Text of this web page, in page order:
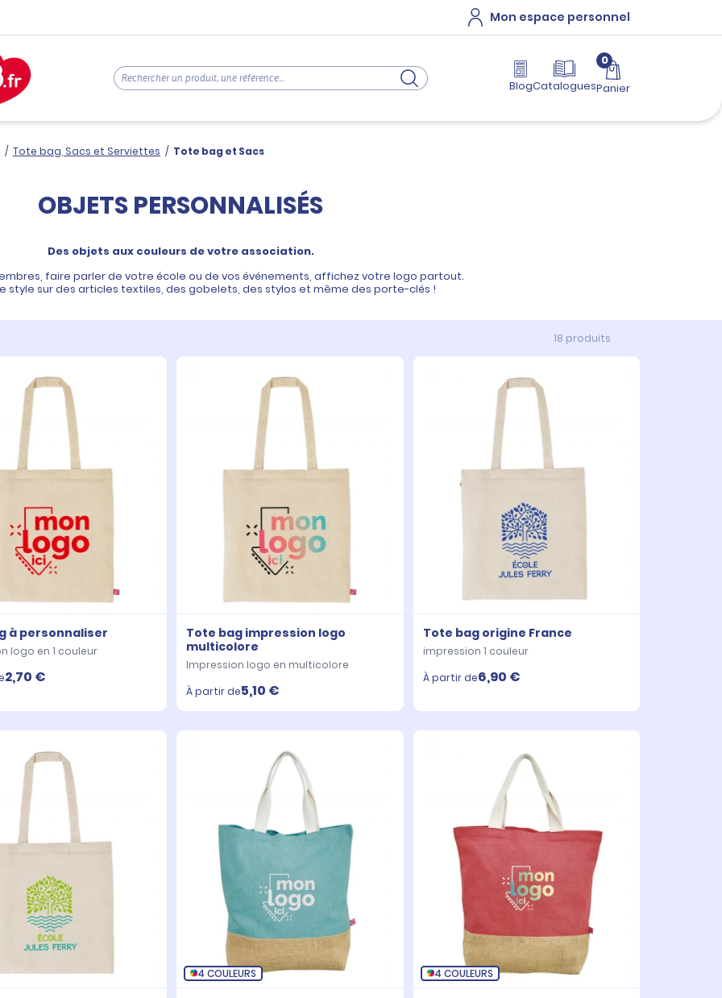
Mon espace personnel
BlogCatalogues
0
Panier
/ Tote bag, Sacs et Serviettes / Tote bag et Sacs
OBJETS PERSONNALISÉS
Des objets aux couleurs de votre association.
faire parler de votre école ou de vos événements, affichez votre logo partout.
style sur des articles textiles, des gobelets, des stylos et même des porte-clés !
18 produits
à personnaliser
logo en 1 couleur
2,70 €
Tote bag impression logo
multicolore
Impression logo en multicolore
À partir de5,10 €
Tote bag origine France
impression 1 couleur
À partir de6,90 €
4 COULEURS 4 COULEURS